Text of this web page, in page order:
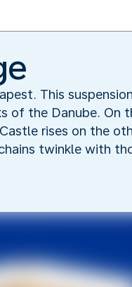
This
of the Danube. On
rises on the
twinkle with